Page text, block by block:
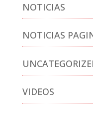
NOTICIAS
NOTICIAS
VIDEOS